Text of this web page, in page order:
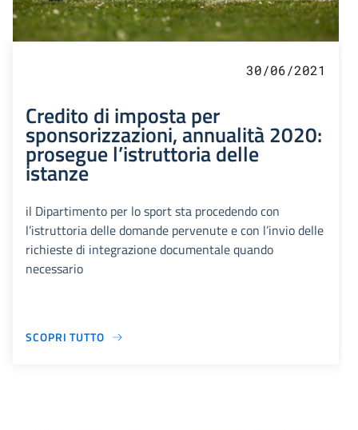
30/06/2021
Credito di imposta per
sponsorizzazioni, annualità 2020:
prosegue l’istruttoria delle
istanze
il Dipartimento per lo sport sta procedendo con
l’istruttoria delle domande pervenute e con l’invio delle
richieste di integrazione documentale quando
necessario
SCOPRI TUTTO